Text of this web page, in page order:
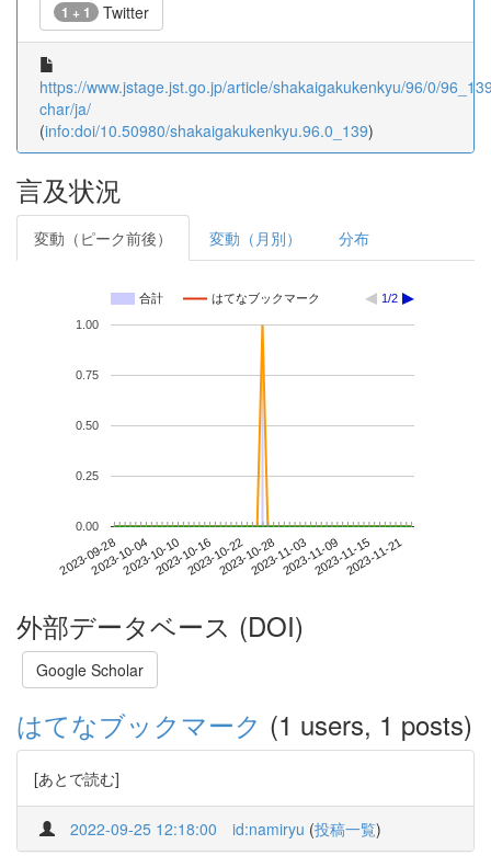
1 + 1 Twitter
https://www.jstage.jst.go.jp/article/shakaigakukenkyu/96/0/
char/ja/
(info:doi/10.50980/shakaigakukenkyu.96.0_139)
言及状況
変動（ピーク前後） 変動（月別） 分布
合計 はてなブックマーク 1/2
2023-09-282023-10-042023-10-102023-10-162023-10-222023-10-282023-11-032023-11-092023-11-152023-11-21
0.00
0.25
0.50
0.75
1.00
外部データベース (DOI)
Google Scholar
はてなブックマーク (1 users, 1 posts)
[あとで読む]
2022-09-25 12:18:00 id:namiryu (投稿一覧)